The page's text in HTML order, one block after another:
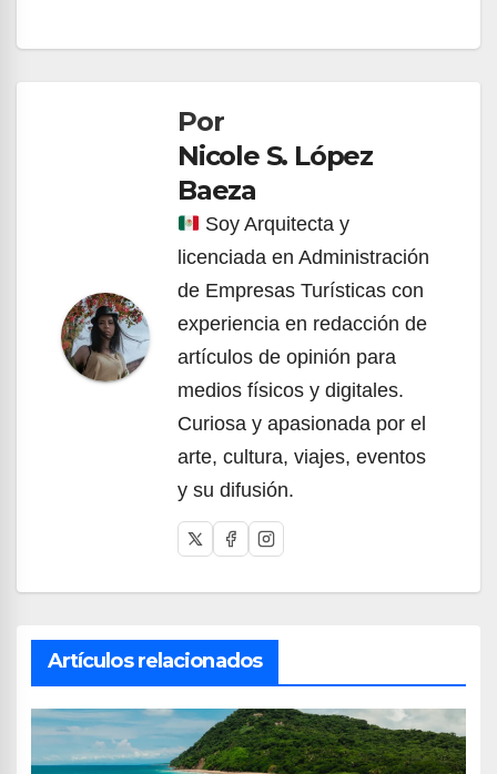
entradasPor
Nicole S. López
Baeza
Soy Arquitecta y
licenciada en Administración
de Empresas Turísticas con
experiencia en redacción de
artículos de opinión para
medios físicos y digitales.
Curiosa y apasionada por el
arte, cultura, viajes, eventos
y su difusión.
Artículos relacionados